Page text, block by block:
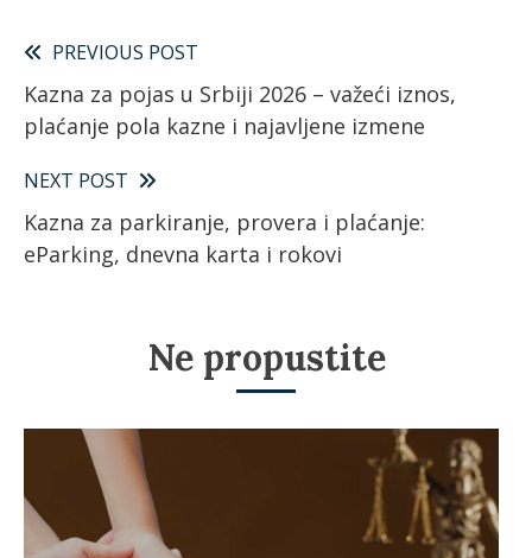
Pročitajte
više
članaka
PREVIOUS POST
Kazna za pojas u Srbiji 2026 – važeći iznos,
plaćanje pola kazne i najavljene izmene
NEXT POST
Kazna za parkiranje, provera i plaćanje:
eParking, dnevna karta i rokovi
Ne propustite